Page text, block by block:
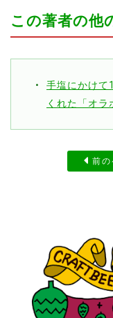
この著者の他
手塩にかけて
くれた「オラ
前の